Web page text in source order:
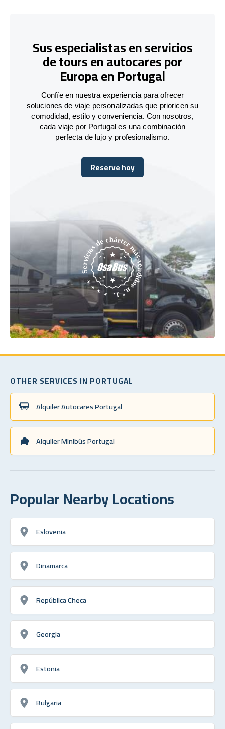
Sus especialistas en servicios
de tours en autocares por
Europa en Portugal
Confíe en nuestra experiencia para ofrecer
soluciones de viaje personalizadas que prioricen su
comodidad, estilo y conveniencia. Con nosotros,
cada viaje por Portugal es una combinación
perfecta de lujo y profesionalismo.
Reserve hoy
Reserve hoy
OTHER SERVICES IN PORTUGAL
Alquiler Autocares Portugal
Alquiler Minibús Portugal
Popular Nearby Locations
Eslovenia
Dinamarca
República Checa
Georgia
Estonia
Bulgaria